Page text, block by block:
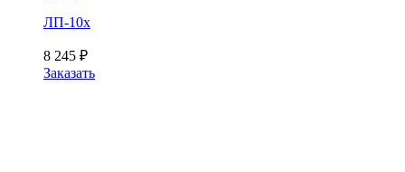
ЛП-10х
8 245 ₽
Заказать